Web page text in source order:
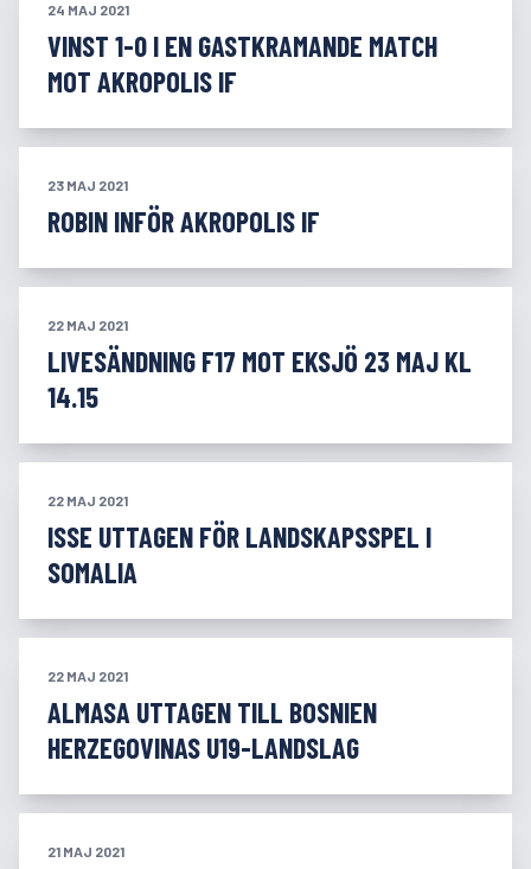
24 MAJ 2021
VINST 1-0 I EN GASTKRAMANDE MATCH
MOT AKROPOLIS IF
23 MAJ 2021
ROBIN INFÖR AKROPOLIS IF
22 MAJ 2021
LIVESÄNDNING F17 MOT EKSJÖ 23 MAJ KL
14.15
22 MAJ 2021
ISSE UTTAGEN FÖR LANDSKAPSSPEL I
SOMALIA
22 MAJ 2021
ALMASA UTTAGEN TILL BOSNIEN
HERZEGOVINAS U19-LANDSLAG
21 MAJ 2021